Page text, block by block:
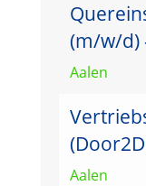
(m/w/d)
Aalen
Aalen